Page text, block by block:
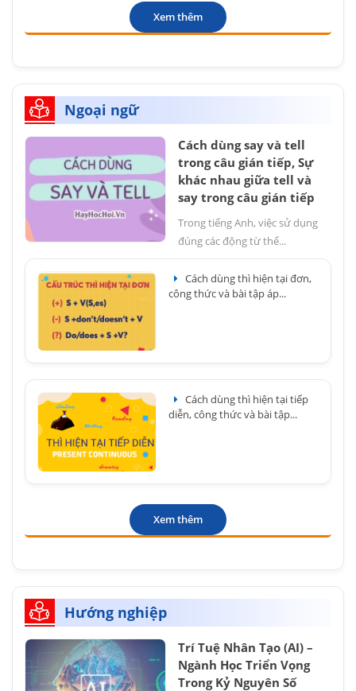
Xem thêm
Ngoại ngữ
Cách dùng say và tell
trong câu gián tiếp, Sự
khác nhau giữa tell và
say trong câu gián tiếp
Trong tiếng Anh, việc sử dụng
đúng các động từ thể...
Cách dùng thì hiện tại đơn,
công thức và bài tập áp...
Cách dùng thì hiện tại tiếp
diễn, công thức và bài tập...
Xem thêm
Hướng nghiệp
Trí Tuệ Nhân Tạo (AI) –
Ngành Học Triển Vọng
Trong Kỷ Nguyên Số